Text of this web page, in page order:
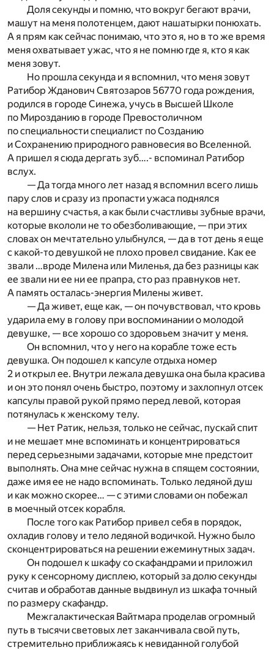
Доля секунды и помню, что вокруг бегают врачи,
машут на меня полотенцем, дают нашатырки понюхать.
А я прям как сейчас понимаю, что это я, но в то же время
меня охватывает ужас, что я не помню где я, кто я как
меня зовут.
Но прошла секунда и я вспомнил, что меня зовут
Ратибор Жданович Святозаров 56770 года рождения,
родился в городе Синежа, учусь в Высшей Школе
по Мирозданию в городе Превостоличном
по специальности специалист по Созданию
и Сохранению природного равновесия во Вселенной.
А пришел я сюда дергать зуб….- вспоминал Ратибор
вслух.
— Да тогда много лет назад я вспомнил всего лишь
пару слов и сразу из пропасти ужаса поднялся
на вершину счастья, а как были счастливы зубные врачи,
которые вкололи не то обезболивающие, — при этих
словах он мечтательно улыбнулся, — да в тот день я еще
с какой-то девушкой не плохо провел свидание. Как ее
звали …вроде Милена или Миленья, да без разницы как
ее звали ни ее ни ее прапра, сто раз правнуков нет.
А память осталась-энергия Милены живет.
— Да живет, еще как, — он почувствовал, что кровь
ударила ему в голову при воспоминании о молодой
девушке, — все хорошо со здоровьем значит у меня.
Он вспомнил, что у него на корабле тоже есть
девушка. Он подошел к капсуле отдыха номер
2 и открыл ее. Внутри лежала девушка она была красива
и он это понял очень быстро, поэтому и захлопнул отсек
капсулы правой рукой прямо перед левой, которая
потянулась к женскому телу.
— Нет Ратик, нельзя, только не сейчас, пускай спит
и не мешает мне вспоминать и концентрироваться
перед серьезными задачами, которые мне предстоит
выполнять. Она мне сейчас нужна в спящем состоянии,
даже имя ее не надо вспоминать. Только ледяной душ
и как можно скорее… — с этими словами он побежал
в моечный отсек корабля.
После того как Ратибор привел себя в порядок,
охладив голову и тело ледяной водичкой. Нужно было
сконцентрироваться на решении ежеминутных задач.
Он подошел к шкафу со скафандрами и приложил
руку к сенсорному дисплею, который за долю секунды
считав и обработав данные выдвинул из шкафа точный
по размеру скафандр.
Межгалактическая Вайтмара проделав огромный
путь в тысячи световых лет заканчивала свой путь,
стремительно приближаясь к невиданной голубой